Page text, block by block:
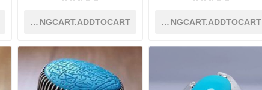
SHOPPINGCART.ADDTOCART
SHOPPINGCART.ADDTOCART